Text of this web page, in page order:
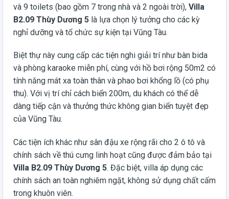
và 9 toilets (bao gồm 7 trong nhà và 2 ngoài trời), Villa
B2.09 Thùy Dương 5 là lựa chọn lý tưởng cho các kỳ
nghỉ dưỡng và tổ chức sự kiện tại Vũng Tàu.
Biệt thự này cung cấp các tiện nghi giải trí như bàn bida
và phòng karaoke miễn phí, cùng với hồ bơi rộng 50m2 có
tính năng mát xa toàn thân và phao bơi khổng lồ (có phụ
thu). Với vị trí chỉ cách biển 200m, du khách có thể dễ
dàng tiếp cận và thưởng thức không gian biển tuyệt đẹp
của Vũng Tàu.
Các tiện ích khác như sân đậu xe rộng rãi cho 2 ô tô và
chính sách về thú cưng linh hoạt cũng được đảm bảo tại
Villa B2.09 Thùy Dương 5. Đặc biệt, villa áp dụng các
chính sách an toàn nghiêm ngặt, không sử dụng chất cấm
trong khuôn viên.